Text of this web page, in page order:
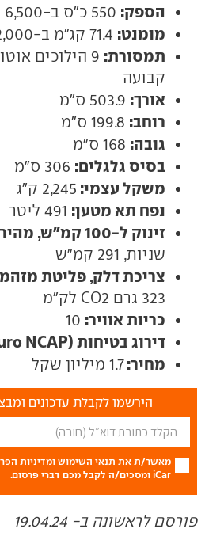
הספק:
מומנט:
תמסורת:
9 הילוכים
קבועה
אורך:
רוחב:
גובה:
בסיס גלגלים:
משקל עצמי: 2,245 ק"ג
נפח תא מטען:
זינוק ל-100 קמ"ש, מהירות מרבית:
שניות, 291 קמ"ש
צריכת דלק, פליטת
323 גרם CO2 לק"מ
כריות אוויר:
דירוג בטיחות (Euro NCAP):
מחיר:1.7 מיליון שקל
הירשמו לקבלת עדכונים
מאשר/ת את תנאי השימוש ומדיניות
iCar ומסכים/ה לקבל מכם דברי פרסום.
פורסם לראשונה ב- 19.04.24